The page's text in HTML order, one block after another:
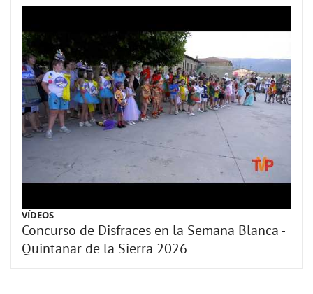
VÍDEOS
Concurso de Disfraces en la Semana Blanca -
Quintanar de la Sierra 2026